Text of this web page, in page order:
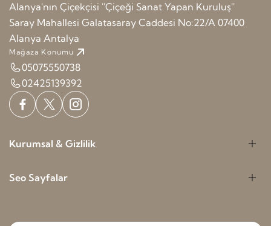
Alanya'nın Çiçekçisi ''Çiçeği Sanat Yapan Kuruluş''
Saray Mahallesi Galatasaray Caddesi No:22/A 07400
Alanya Antalya
Mağaza Konumu
05075550738
02425139392
Kurumsal & Gizlilik
Seo Sayfalar